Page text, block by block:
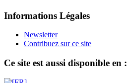
Informations Légales
Newsletter
Contribuez sur ce site
Ce site est aussi disponible en :